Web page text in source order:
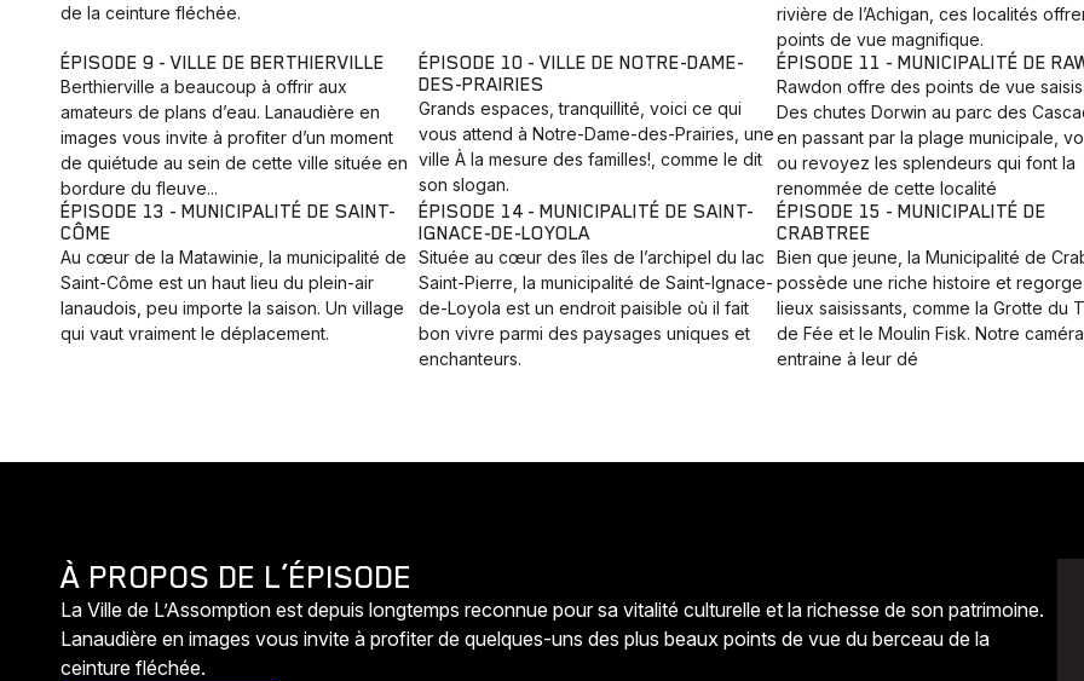
de la ceinture fléchée.
rivière de l’Achigan, ces localités
points de vue magnifique.
ÉPISODE 9 - VILLE DE BERTHIERVILLE
Berthierville a beaucoup à offrir aux
amateurs de plans d’eau. Lanaudière en
images vous invite à profiter d’un moment
de quiétude au sein de cette ville située en
bordure du fleuve...
ÉPISODE 10 - VILLE DE NOTRE-DAME-
DES-PRAIRIES
Grands espaces, tranquillité, voici ce qui
vous attend à Notre-Dame-des-Prairies, une
ville À la mesure des familles!, comme le dit
son slogan.
ÉPISODE 11 - MUNICIPALITÉ DE
Rawdon offre des points de vue
Des chutes Dorwin au parc des
en passant par la plage municipale,
ou revoyez les splendeurs qui font la
renommée de cette localité
ÉPISODE 13 - MUNICIPALITÉ DE SAINT-
CÔME
Au cœur de la Matawinie, la municipalité de
Saint-Côme est un haut lieu du plein-air
lanaudois, peu importe la saison. Un village
qui vaut vraiment le déplacement.
ÉPISODE 14 - MUNICIPALITÉ DE SAINT-
IGNACE-DE-LOYOLA
Située au cœur des îles de l’archipel du lac
Saint-Pierre, la municipalité de Saint-Ignace-
de-Loyola est un endroit paisible où il fait
bon vivre parmi des paysages uniques et
enchanteurs.
ÉPISODE 15 - MUNICIPALITÉ DE
CRABTREE
Bien que jeune, la Municipalité de
possède une riche histoire et
lieux saisissants, comme la Grotte du
de Fée et le Moulin Fisk. Notre
entraine à leur dé
À PROPOS DE L’ÉPISODE
La Ville de L’Assomption est depuis longtemps reconnue pour sa vitalité culturelle et la richesse de son patrimoine.
Lanaudière en images vous invite à profiter de quelques-uns des plus beaux points de vue du berceau de la
ceinture fléchée.